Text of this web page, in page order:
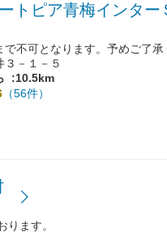
トピア青梅インター
不可となります。予めご了承
３－１－５
:10.5km
（56件）
ます。